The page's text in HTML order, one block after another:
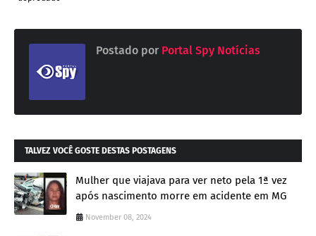
Postado por Portal Spy Notícias
TALVEZ VOCÊ GOSTE DESTAS POSTAGENS
Mulher que viajava para ver neto pela 1ª vez
após nascimento morre em acidente em MG
November 08, 2024